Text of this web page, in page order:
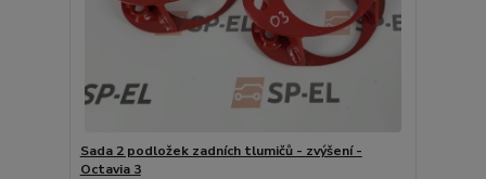
Sada 2 podložek zadních tlumičů - zvýšení -
Octavia 3